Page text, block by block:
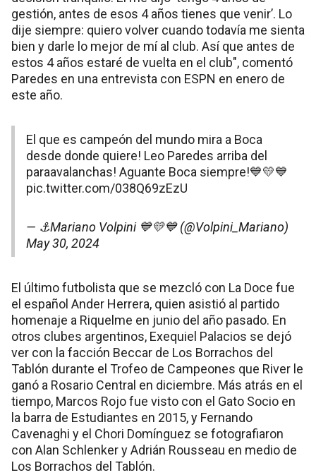
gestión, antes de esos 4 años tienes que venir’. Lo
dije siempre: quiero volver cuando todavía me sienta
bien y darle lo mejor de mí al club. Así que antes de
estos 4 años estaré de vuelta en el club", comentó
Paredes en una entrevista con ESPN en enero de
este año.
El que es campeón del mundo mira a Boca
desde donde quiere! Leo Paredes arriba del
paraavalanchas! Aguante Boca siempre!💙💛💙
pic.twitter.com/038Q69zEzU
— ⚓️Mariano Volpini 💙💛💙 (@Volpini_Mariano)
May 30, 2024
El último futbolista que se mezcló con La Doce fue
el español Ander Herrera, quien asistió al partido
homenaje a Riquelme en junio del año pasado. En
otros clubes argentinos, Exequiel Palacios se dejó
ver con la facción Beccar de Los Borrachos del
Tablón durante el Trofeo de Campeones que River le
ganó a Rosario Central en diciembre. Más atrás en el
tiempo, Marcos Rojo fue visto con el Gato Socio en
la barra de Estudiantes en 2015, y Fernando
Cavenaghi y el Chori Domínguez se fotografiaron
con Alan Schlenker y Adrián Rousseau en medio de
Los Borrachos del Tablón.